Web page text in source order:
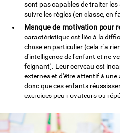
sont pas capables de traiter
suivre les règles (en classe, en
Manque de motivation pour
caractéristique est liée à la
chose en particulier (cela n'a
d'intelligence de l'enfant et ne
feignant). Leur cerveau est
externes et d'être attentif à une
donc que ces enfants
exercices peu novateurs ou